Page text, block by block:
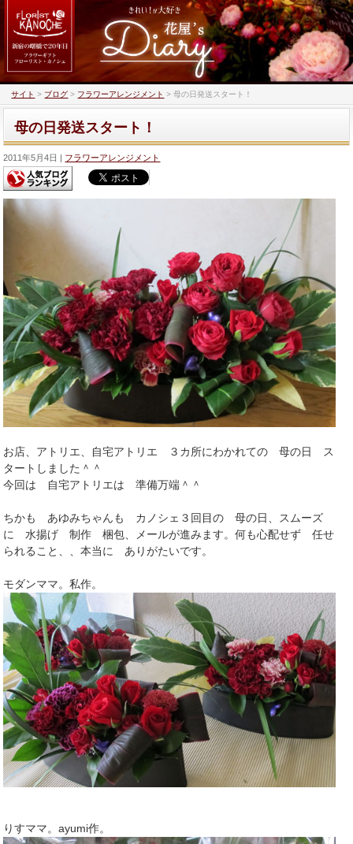
サイト > ブログ > フラワーアレンジメント >母の日発送スタート！
母の日発送スタート！
2011年5月4日 フラワーアレンジメント
お店、アトリエ、自宅アトリエ ３カ所にわかれての 母の日 ス
タートしました＾＾
今回は 自宅アトリエは 準備万端＾＾
ちかも あゆみちゃんも カノシェ３回目の 母の日、スムーズ
に 水揚げ 制作 梱包、メールが進みます。何も心配せず 任せ
られること、、本当に ありがたいです。
モダンママ。私作。
りすママ。ayumi作。